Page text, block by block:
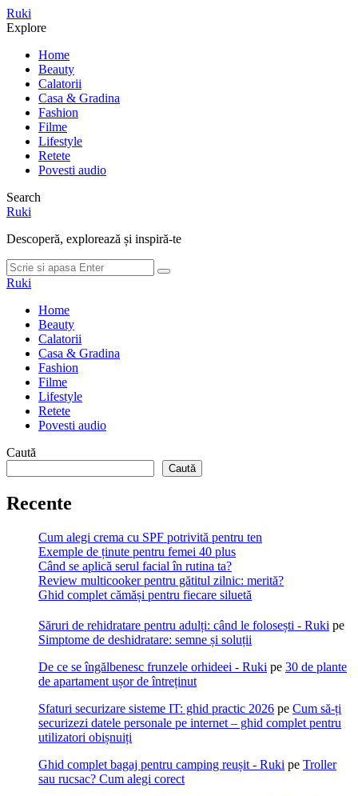
Meniu
Ruki
Cauta
Explore
Home
Beauty
Calatorii
Casa & Gradina
Fashion
Filme
Lifestyle
Retete
Povesti audio
Search
Ruki
Descoperă, explorează și inspiră-te
Cauta
dupa:
Cauta
Ruki
Home
Beauty
Calatorii
Casa & Gradina
Fashion
Filme
Lifestyle
Retete
Povesti audio
Caută
Caută
Recente
Cum alegi crema cu SPF potrivită pentru ten
Exemple de ținute pentru femei 40 plus
Când se aplică serul facial în rutina ta?
Review multicooker pentru gătitul zilnic: merită?
Ghid complet cămăși pentru fiecare siluetă
Săruri de rehidratare pentru adulți: când le folosești - Ruki pe
Simptome de deshidratare: semne și soluții
De ce se îngălbenesc frunzele orhideei - Ruki pe 30 de plante
de apartament ușor de întreținut
Sfaturi securizare sisteme IT: ghid practic 2026 pe Cum să-ți
securizezi datele personale pe internet – ghid complet pentru
utilizatori obișnuiți
Ghid complet bagaj pentru camping reușit - Ruki pe Troller
sau rucsac? Cum alegi corect